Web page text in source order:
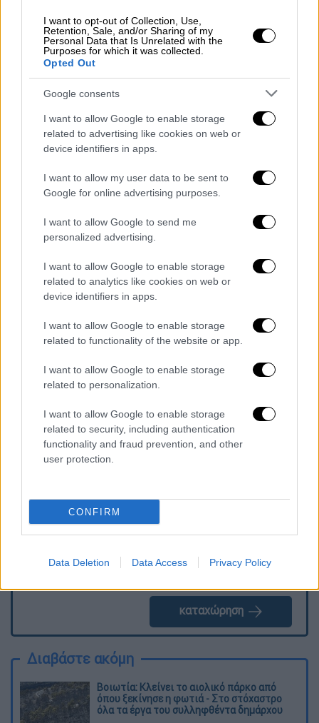
I want to opt-out of Collection, Use,
Retention, Sale, and/or Sharing of my
Personal Data that Is Unrelated with the
Purposes for which it was collected.
Opted Out
Google consents
I want to allow Google to enable storage
related to advertising like cookies on web or
device identifiers in apps.
I want to allow my user data to be sent to
Google for online advertising purposes.
I want to allow Google to send me
personalized advertising.
I want to allow Google to enable storage
related to analytics like cookies on web or
device identifiers in apps.
I want to allow Google to enable storage
related to functionality of the website or app.
I want to allow Google to enable storage
related to personalization.
I want to allow Google to enable storage
related to security, including authentication
functionality and fraud prevention, and other
user protection.
CONFIRM
Data Deletion Data Access Privacy Policy
συμπεριλαμβανομένης της μουσικής για το
φιλμ «Legend of 1900» του 1998 με το οποίο
κέρδισε Χρυσή Σφαίρα.
video
Η ταινία πουέκανε πρεμιέρα στο Φεστιβάλ
Κινηματογράφου της Βενετίαςτον Ιούλιο
αποκτήσει τα δικαιώματα διανομής στις
ΗΠΑ τον περασμένο Νοέμβριο έχει ήδη
αποσπάσει θετικά σχόλια από τους
κριτικούς.
Τα σχολιά σας δημοσιεύονται άμεσα με δική σας ευθύνη. Το
ΕΘΝΟΣ θα παρεμβαίνει και τα προσβλητικά σχόλια θα
διαγράφονται
καταχώρηση
Διαβάστε ακόμη
Βοιωτία: Κλείνει το αιολικό πάρκο από
όπου ξεκίνησε η φωτιά - Στο στόχαστρο
όλα τα έργα του συλληφθέντα δημάρχου